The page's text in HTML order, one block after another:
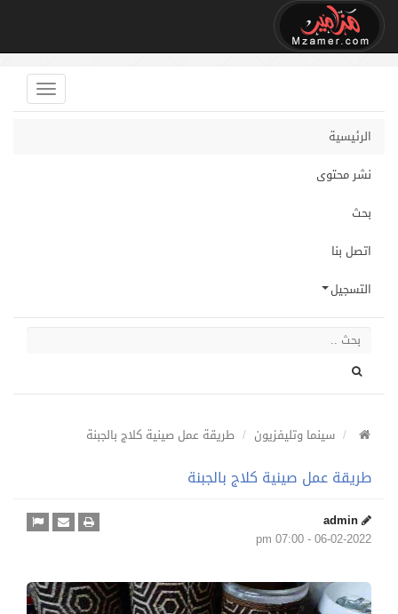
الرئيسية
نشر محتوى
بحث
اتصل بنا
التسجيل
سينما وتليفزيون طريقة عمل صينية كلاج بالجبنة
طريقة عمل صينية كلاج بالجبنة
admin
06-02-2022 - 07:00 pm